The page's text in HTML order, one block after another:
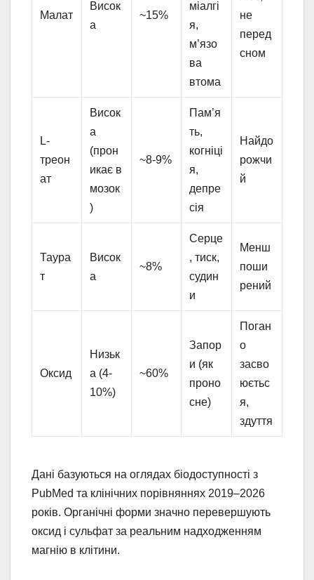
Малат
Висок
а
~15%
міалгі
я,
м’язо
ва
втома
не
перед
сном
L-
треон
ат
Висок
а
(прон
икає в
мозок
)
~8-9%
Пам’я
ть,
когніці
я,
депре
сія
Найдо
рожчи
й
Таура
т
Висок
а
~8%
Серце
, тиск,
судин
и
Менш
поши
рений
Оксид
Низьк
а (4-
10%)
~60%
Запор
и (як
проно
сне)
Поган
о
засво
юєтьс
я,
здуття
Дані базуються на оглядах біодоступності з
PubMed та клінічних порівняннях 2019–2026
років. Органічні форми значно перевершують
оксид і сульфат за реальним надходженням
магнію в клітини.